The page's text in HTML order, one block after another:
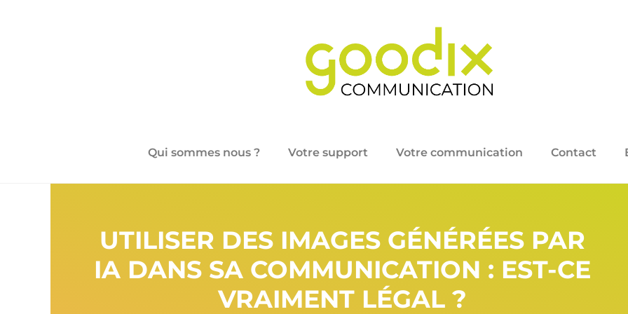
Qui sommes nous ? Votre support Votre communication Contact
UTILISER DES IMAGES GÉNÉRÉES PAR
IA DANS SA COMMUNICATION : EST-CE
VRAIMENT LÉGAL ?